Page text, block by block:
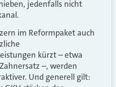
jedenfalls nicht
im Reformpaket auch
kürzt – etwa
–, werden
Und generell gilt: